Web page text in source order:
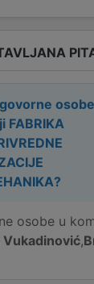
FABRIKA
?
osobe u
Vukadinović,